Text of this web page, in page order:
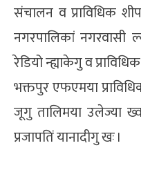
संचालन व प्राविधिक
नगरपालिकां नगरवासी
रेडियो न्ह्याकेगु व
भक्तपुर एफएमया
जूगु तालिमया उलेज्या
प्रजापतिं यानादीगु खः ।